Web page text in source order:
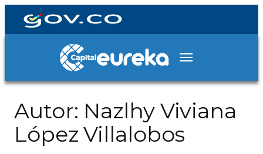
Autor: Nazlhy Viviana
López Villalobos